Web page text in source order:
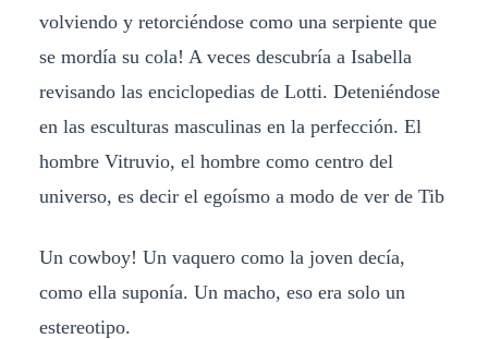
volviendo y retorciéndose como una serpiente que
se mordía su cola! A veces descubría a Isabella
revisando las enciclopedias de Lotti. Deteniéndose
en las esculturas masculinas en la perfección. El
hombre Vitruvio, el hombre como centro del
universo, es decir el egoísmo a modo de ver de Tib
Un cowboy! Un vaquero como la joven decía,
como ella suponía. Un macho, eso era solo un
estereotipo.